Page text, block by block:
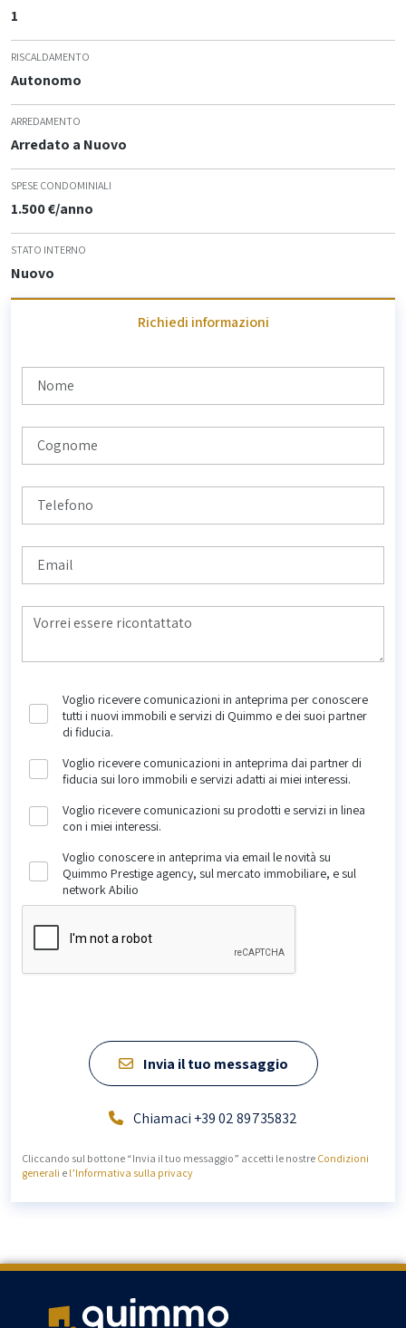
1
RISCALDAMENTO
Autonomo
ARREDAMENTO
Arredato a Nuovo
SPESE CONDOMINIALI
1.500 €/anno
STATO INTERNO
Nuovo
Richiedi informazioni
Voglio ricevere comunicazioni in anteprima per conoscere
tutti i nuovi immobili e servizi di Quimmo e dei suoi partner
di fiducia.
Voglio ricevere comunicazioni in anteprima dai partner di
fiducia sui loro immobili e servizi adatti ai miei interessi.
Voglio ricevere comunicazioni su prodotti e servizi in linea
con i miei interessi.
Voglio conoscere in anteprima via email le novità su
Quimmo Prestige agency, sul mercato immobiliare, e sul
network Abilio
Invia il tuo messaggio
Chiamaci +39 02 89735832
Cliccando sul bottone “Invia il tuo messaggio” accetti le nostre Condizioni
generali e l’Informativa sulla privacy